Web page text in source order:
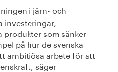
i järn- och
investeringar,
produkter som sänker
på hur de svenska
ambitiösa arbete för att
säger